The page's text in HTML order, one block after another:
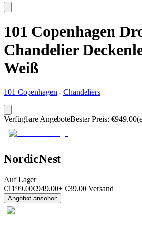
101 Copenhagen
Chandelier
Weiß
101 Copenhagen - Chandeliers
Verfügbare AngeboteBester Preis: €949.00
NordicNest
Auf Lager
€1199.00€949.00+ €39.00 Versand
Angebot ansehen